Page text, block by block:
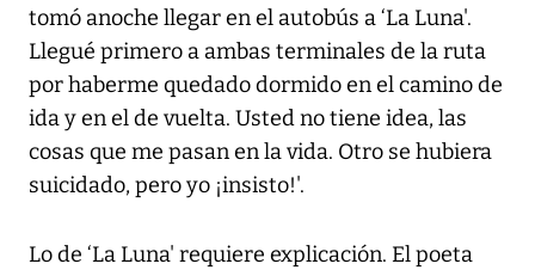
tomó anoche llegar en el autobús a ‘La Luna'.
Llegué primero a ambas terminales de la ruta
por haberme quedado dormido en el camino de
ida y en el de vuelta. Usted no tiene idea, las
cosas que me pasan en la vida. Otro se hubiera
suicidado, pero yo ¡insisto!'.
Lo de ‘La Luna' requiere explicación. El poeta